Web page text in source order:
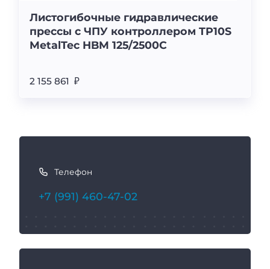
Листогибочные гидравлические
прессы с ЧПУ контроллером TP10S
MetalTec HBM 125/2500C
2 155 861 ₽
з
а
Телефон
+7 (991) 460-47-02